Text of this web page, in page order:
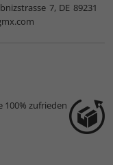
7, DE 89231
100% zufrieden